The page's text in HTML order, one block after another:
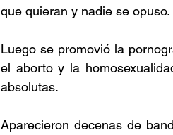
que quieran y nadie se opuso.
Luego se promovió la
el aborto y la
absolutas.
Aparecieron decenas de